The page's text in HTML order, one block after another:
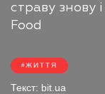
страву знову
Food
ЖИТТЯ
Текст: bit.ua